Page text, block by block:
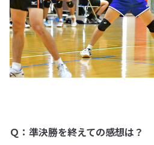
Ｑ：準決勝を終えての感想は？